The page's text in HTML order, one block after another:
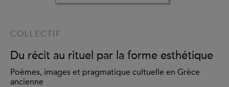
COLLECTIF
Du récit au rituel par la forme esthétique
Poèmes, images et pragmatique cultuelle en Grèce
ancienne